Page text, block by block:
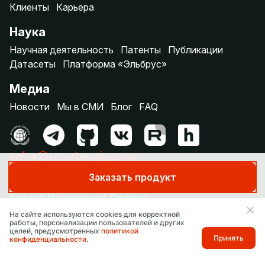
На сайте используются cookies для корректной
работы, персонализации пользователей и других
целей, предусмотренных политикой
конфиденциальности. Принять
Клиенты
Карьера
Наука
Научная деятельность Патенты
Публикации
Датасеты
Платформа «Эльбрус»
Медиа
Новости Мы в СМИ Блог FAQ
sales@smartengines.ru
Smart Document Engine
Распознавание первичных документов
Распознавание документов КДО
Распознавание для кредитного конвейера
Полнотекстовое распознавание (OCR)
Заказать продукт